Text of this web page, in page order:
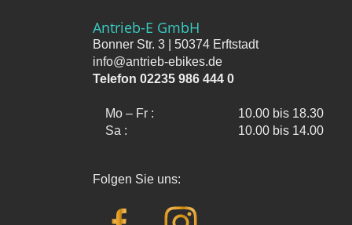
Antrieb-E GmbH
Bonner Str. 3 | 50374 Erftstadt
info@antrieb-ebikes.de
Telefon 02235 986 444 0
Mo – Fr :
Sa :
10.00 bis 18.30
10.00 bis 14.00
Folgen Sie uns: